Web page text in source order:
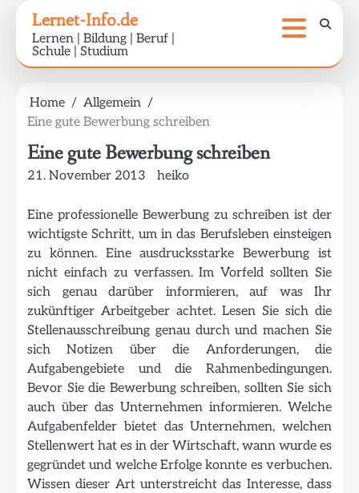
content
Lernet-Info.de
Lernen | Bildung | Beruf |
Schule | Studium
Home
Allgemein
Eine gute Bewerbung schreiben
Eine gute Bewerbung schreiben
21. November 2013 heiko
Eine professionelle Bewerbung zu schreiben ist der
wichtigste Schritt, um in das Berufsleben einsteigen
zu können. Eine ausdrucksstarke Bewerbung ist
nicht einfach zu verfassen. Im Vorfeld sollten Sie
sich genau darüber informieren, auf was Ihr
zukünftiger Arbeitgeber achtet. Lesen Sie sich die
Stellenausschreibung genau durch und machen Sie
sich Notizen über die Anforderungen, die
Aufgabengebiete und die Rahmenbedingungen.
Bevor Sie die Bewerbung schreiben, sollten Sie sich
auch über das Unternehmen informieren. Welche
Aufgabenfelder bietet das Unternehmen, welchen
Stellenwert hat es in der Wirtschaft, wann wurde es
gegründet und welche Erfolge konnte es verbuchen.
Wissen dieser Art unterstreicht das Interesse, dass